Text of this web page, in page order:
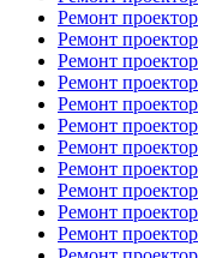
Ремонт
Ремонт
Ремонт
Ремонт
Ремонт
Ремонт
Ремонт
Ремонт
Ремонт
Ремонт
Ремонт